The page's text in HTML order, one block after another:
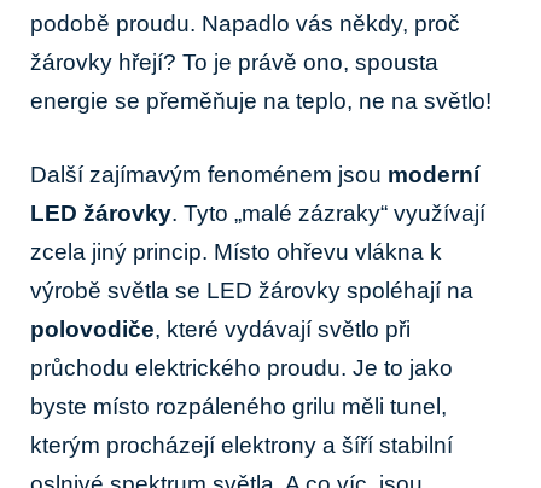
podobě proudu. Napadlo vás někdy, proč
žárovky hřejí? To je právě ono, spousta
energie se přeměňuje na teplo, ne na světlo!
Další zajímavým fenoménem jsou moderní
LED žárovky. Tyto „malé zázraky“ využívají
zcela jiný princip. Místo ohřevu vlákna k
výrobě světla se LED žárovky spoléhají na
polovodiče, které vydávají světlo při
průchodu elektrického proudu. Je to jako
byste místo rozpáleného grilu měli tunel,
kterým procházejí elektrony a šíří stabilní